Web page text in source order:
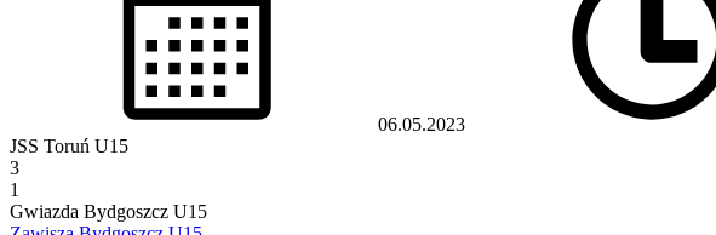
06.05.2023
JSS Toruń U15
3
1
Gwiazda Bydgoszcz U15